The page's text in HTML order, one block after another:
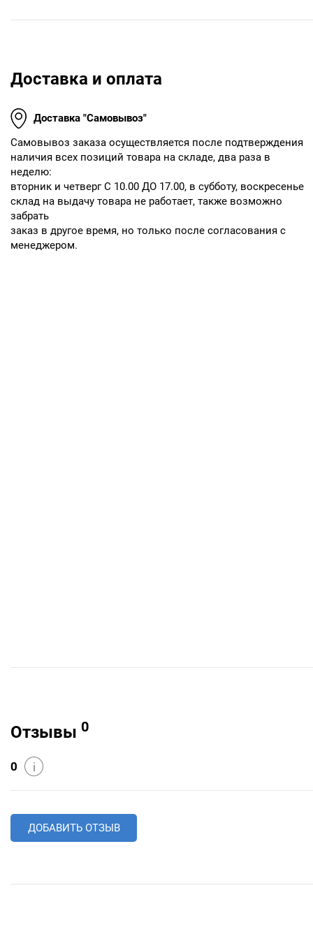
Доставка и оплата
Доставка "Самовывоз"
Cамовывоз заказа осуществляется после подтверждения
наличия всех позиций товара на складе, два раза в
неделю:
вторник и четверг С 10.00 ДО 17.00, в субботу, воскресенье
склад на выдачу товара не работает, также возможно
забрать
заказ в другое время, но только после согласования с
менеджером.
Отзывы 0
0 i
ДОБАВИТЬ ОТЗЫВ